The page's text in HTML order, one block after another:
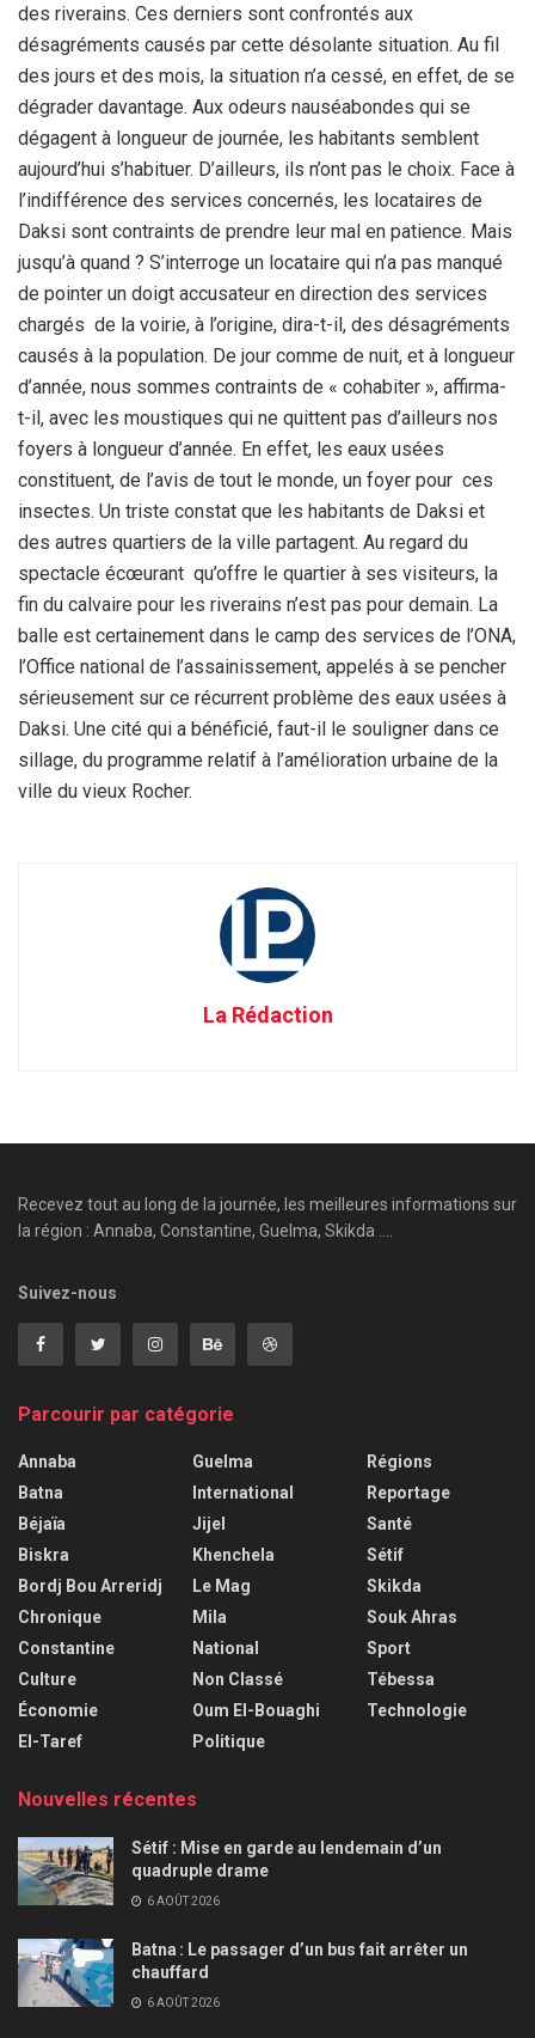
des riverains. Ces derniers sont confrontés aux
désagréments causés par cette désolante situation. Au fil
des jours et des mois, la situation n’a cessé, en effet, de se
dégrader davantage. Aux odeurs nauséabondes qui se
dégagent à longueur de journée, les habitants semblent
aujourd’hui s’habituer. D’ailleurs, ils n’ont pas le choix. Face à
l’indifférence des services concernés, les locataires de
Daksi sont contraints de prendre leur mal en patience. Mais
jusqu’à quand ? S’interroge un locataire qui n’a pas manqué
de pointer un doigt accusateur en direction des services
chargés de la voirie, à l’origine, dira-t-il, des désagréments
causés à la population. De jour comme de nuit, et à longueur
d’année, nous sommes contraints de « cohabiter », affirma-
t-il, avec les moustiques qui ne quittent pas d’ailleurs nos
foyers à longueur d’année. En effet, les eaux usées
constituent, de l’avis de tout le monde, un foyer pour ces
insectes. Un triste constat que les habitants de Daksi et
des autres quartiers de la ville partagent. Au regard du
spectacle écœurant qu’offre le quartier à ses visiteurs, la
fin du calvaire pour les riverains n’est pas pour demain. La
balle est certainement dans le camp des services de l’ONA,
l’Office national de l’assainissement, appelés à se pencher
sérieusement sur ce récurrent problème des eaux usées à
Daksi. Une cité qui a bénéficié, faut-il le souligner dans ce
sillage, du programme relatif à l’amélioration urbaine de la
ville du vieux Rocher.
La Rédaction
Recevez tout au long de la journée, les meilleures informations sur
la région : Annaba, Constantine, Guelma, Skikda ....
Suivez-nous
Parcourir par catégorie
Annaba
Batna
Béjaïa
Biskra
Bordj Bou Arreridj
Chronique
Constantine
Culture
Économie
El-Taref
Guelma
International
Jijel
Khenchela
Le Mag
Mila
National
Non Classé
Oum El-Bouaghi
Politique
Régions
Reportage
Santé
Sétif
Skikda
Souk Ahras
Sport
Tébessa
Technologie
Nouvelles récentes
Sétif : Mise en garde au lendemain d’un
quadruple drame
6 AOÛT 2026
Batna : Le passager d’un bus fait arrêter un
chauffard
6 AOÛT 2026